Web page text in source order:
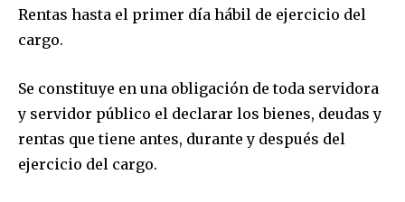
Rentas hasta el primer día hábil de ejercicio del
cargo.
Se constituye en una obligación de toda servidora
y servidor público el declarar los bienes, deudas y
rentas que tiene antes, durante y después del
ejercicio del cargo.